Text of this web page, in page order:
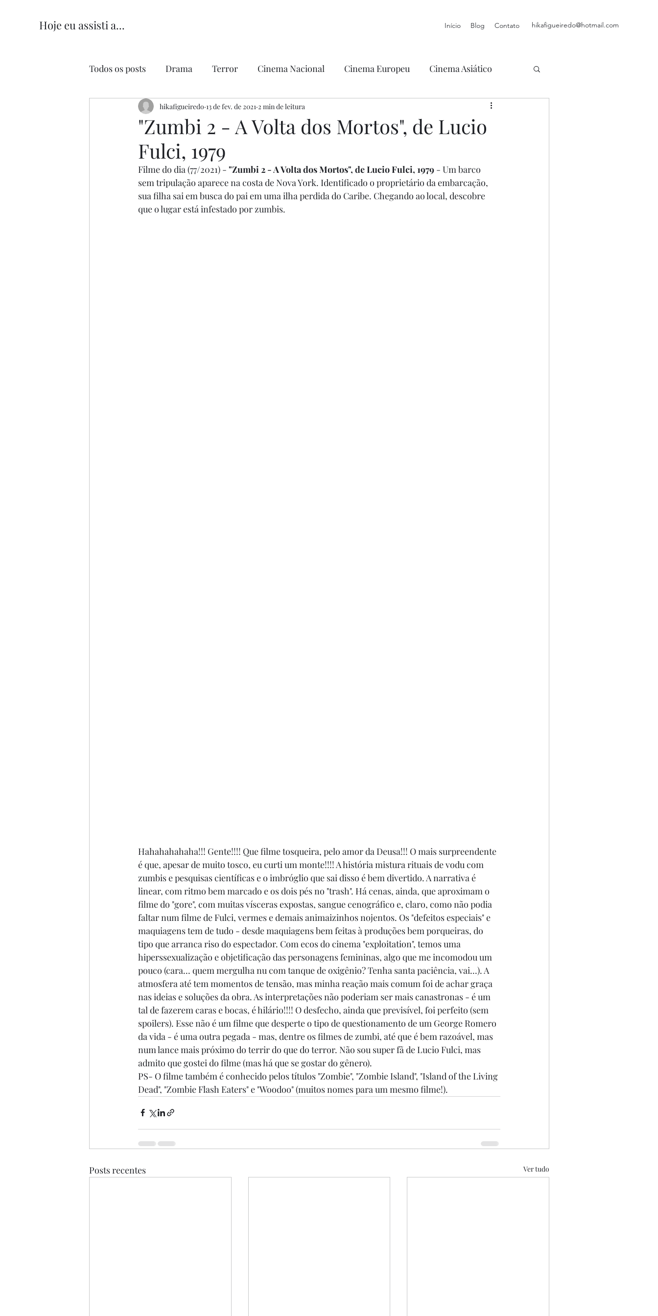
Hoje eu assisti a... Início Blog Contato hikafigueiredo@hotmail.com
Todos os posts Drama Terror Cinema Nacional Cinema Europeu Cinema Asiático
Comédia Comédia Romântica Ficção
"Zumbi 2 - A Volta dos Mortos", de Lucio
Fulci, 1979
hikafigueiredo 13 de fev. de 2021 2 min de leitura
Filme do dia (77/2021) - "Zumbi 2 - A Volta dos Mortos", de Lucio Fulci, 1979 - Um barco
sem tripulação aparece na costa de Nova York. Identificado o proprietário da embarcação,
sua filha sai em busca do pai em uma ilha perdida do Caribe. Chegando ao local, descobre
que o lugar está infestado por zumbis.
Hahahahahaha!!! Gente!!!! Que filme tosqueira, pelo amor da Deusa!!! O mais surpreendente
é que, apesar de muito tosco, eu curti um monte!!!! A história mistura rituais de vodu com
zumbis e pesquisas científicas e o imbróglio que sai disso é bem divertido. A narrativa é
linear, com ritmo bem marcado e os dois pés no "trash". Há cenas, ainda, que aproximam o
filme do "gore", com muitas vísceras expostas, sangue cenográfico e, claro, como não podia
faltar num filme de Fulci, vermes e demais animaizinhos nojentos. Os "defeitos especiais" e
maquiagens tem de tudo - desde maquiagens bem feitas à produções bem porqueiras, do
tipo que arranca riso do espectador. Com ecos do cinema "exploitation", temos uma
hiperssexualização e objetificação das personagens femininas, algo que me incomodou um
pouco (cara... quem mergulha nu com tanque de oxigênio? Tenha santa paciência, vai...). A
atmosfera até tem momentos de tensão, mas minha reação mais comum foi de achar graça
nas ideias e soluções da obra. As interpretações não poderiam ser mais canastronas - é um
tal de fazerem caras e bocas, é hilário!!!! O desfecho, ainda que previsível, foi perfeito (sem
spoilers). Esse não é um filme que desperte o tipo de questionamento de um George Romero
da vida - é uma outra pegada - mas, dentre os filmes de zumbi, até que é bem razoável, mas
num lance mais próximo do terrir do que do terror. Não sou super fã de Lucio Fulci, mas
admito que gostei do filme (mas há que se gostar do gênero).
PS- O filme também é conhecido pelos títulos "Zombie", "Zombie Island", "Island of the Living
Dead", "Zombie Flash Eaters" e "Woodoo" (muitos nomes para um mesmo filme!).
Posts recentes Ver tudo